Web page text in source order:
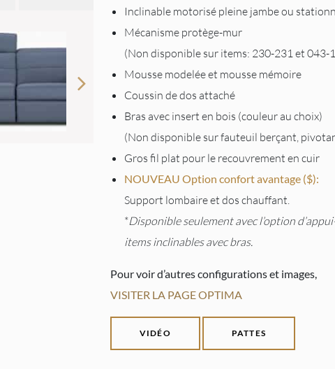
Inclinable motorisé pleine jambe ou
Mécanisme protège-mur
(Non disponible sur items: 230-231 et 043-
Mousse modelée et mousse mémoire
Coussin de dos attaché
Bras avec insert en bois (couleur au choix)
(Non disponible sur fauteuil berçant,
Gros fil plat pour le recouvrement en cuir
NOUVEAU Option confort avantage ($):
Support lombaire et dos chauffant.
*Disponible seulement avec l’option
items inclinables avec bras.
Pour voir d’autres configurations et images,
VISITER LA PAGE OPTIMA
VIDÉO PATTES